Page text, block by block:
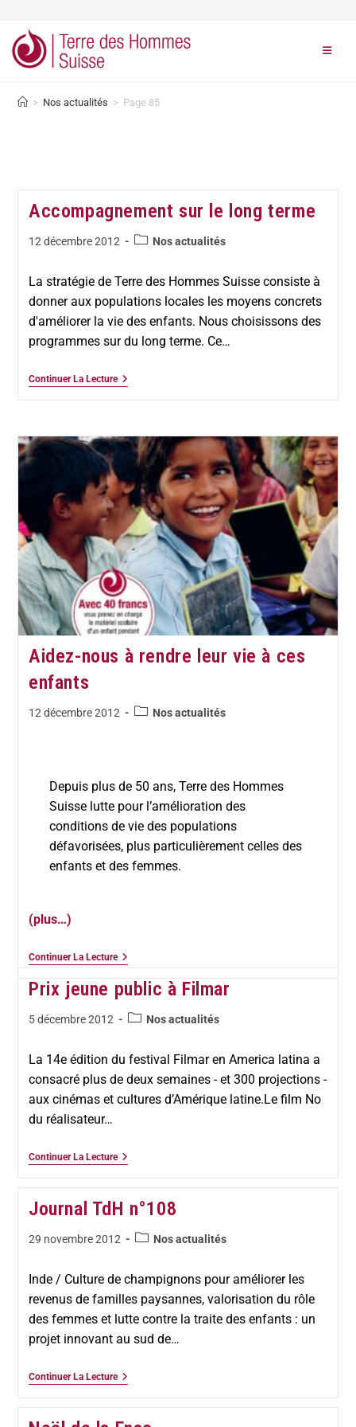
> Nos actualités > Page 85
Accompagnement sur le long terme
12 décembre 2012 Nos actualités
La stratégie de Terre des Hommes Suisse consiste à
donner aux populations locales les moyens concrets
d'améliorer la vie des enfants. Nous choisissons des
programmes sur du long terme. Ce…
Continuer La Lecture
Aidez-nous à rendre leur vie à ces
enfants
12 décembre 2012 Nos actualités
Depuis plus de 50 ans, Terre des Hommes
Suisse lutte pour l’amélioration des
conditions de vie des populations
défavorisées, plus particulièrement celles des
enfants et des femmes.
(plus…)
Continuer La Lecture
Prix jeune public à Filmar
5 décembre 2012 Nos actualités
La 14e édition du festival Filmar en America latina a
consacré plus de deux semaines - et 300 projections -
aux cinémas et cultures d’Amérique latine.Le film No
du réalisateur…
Continuer La Lecture
Journal TdH n°108
29 novembre 2012 Nos actualités
Inde / Culture de champignons pour améliorer les
revenus de familles paysannes, valorisation du rôle
des femmes et lutte contre la traite des enfants : un
projet innovant au sud de…
Continuer La Lecture